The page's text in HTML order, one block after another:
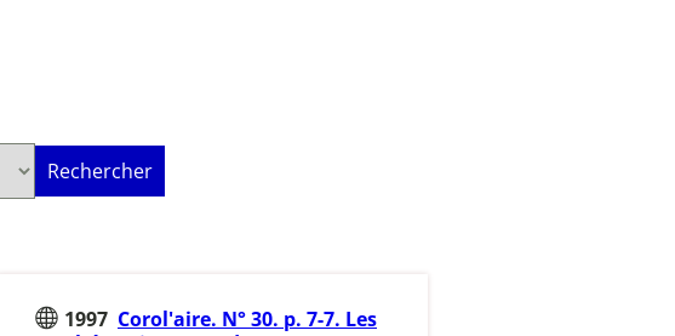
Rechercher
1997 Corol'aire. N° 30. p. 7-7. Les